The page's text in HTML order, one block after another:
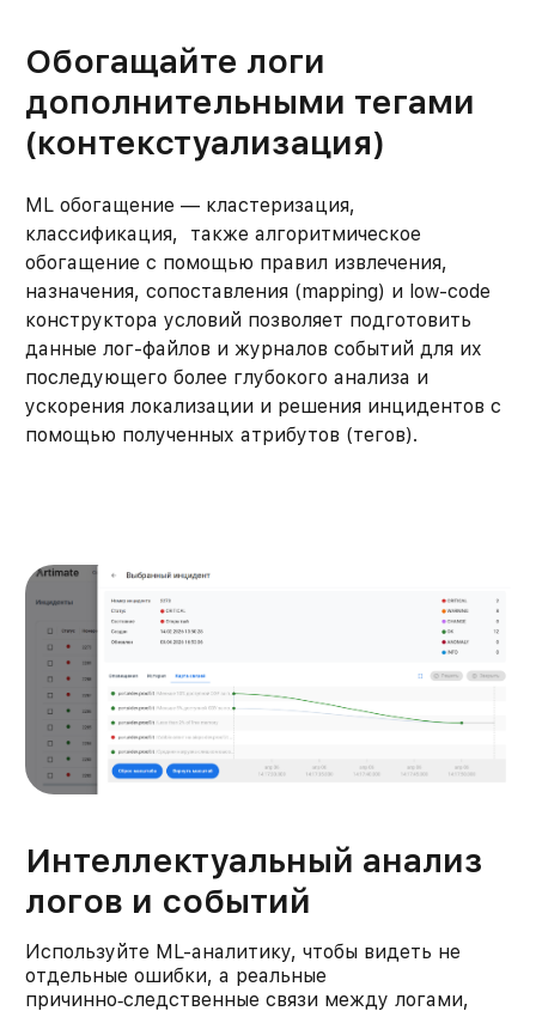
Обогащайте логи
дополнительными тегами
(контекстуализация)
ML обогащение — кластеризация,
классификация, также алгоритмическое
обогащение с помощью правил извлечения,
назначения, сопоставления (mapping) и low-code
конструктора условий позволяет подготовить
данные лог-файлов и журналов событий для их
последующего более глубокого анализа и
ускорения локализации и решения инцидентов с
помощью полученных атрибутов (тегов).
Интеллектуальный анализ
логов и событий
Используйте ML-аналитику, чтобы видеть не
отдельные ошибки, а реальные
причинно‑следственные связи между логами,